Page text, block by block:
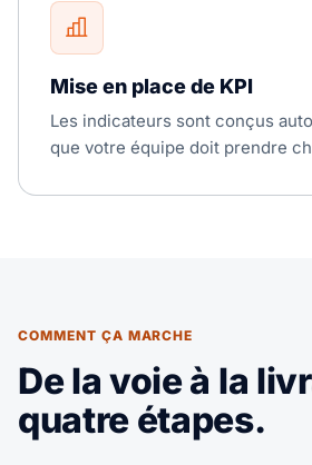
Mise en place de KPI
Les indicateurs sont conçus
que votre équipe doit prendre
COMMENT ÇA MARCHE
De la voie à la
quatre étapes.